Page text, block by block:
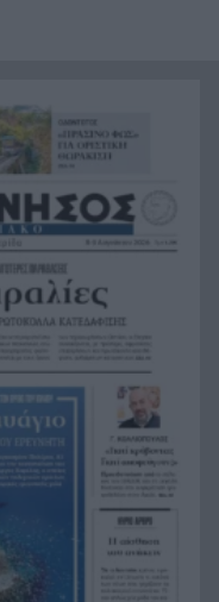
συνεχίζει τις
ανακλήθηκε από
το
για τη Γάζα
Ρεάλ, Μπαρτσελόνα
τον χαμό του
Η
για τις
της επάγγελμα